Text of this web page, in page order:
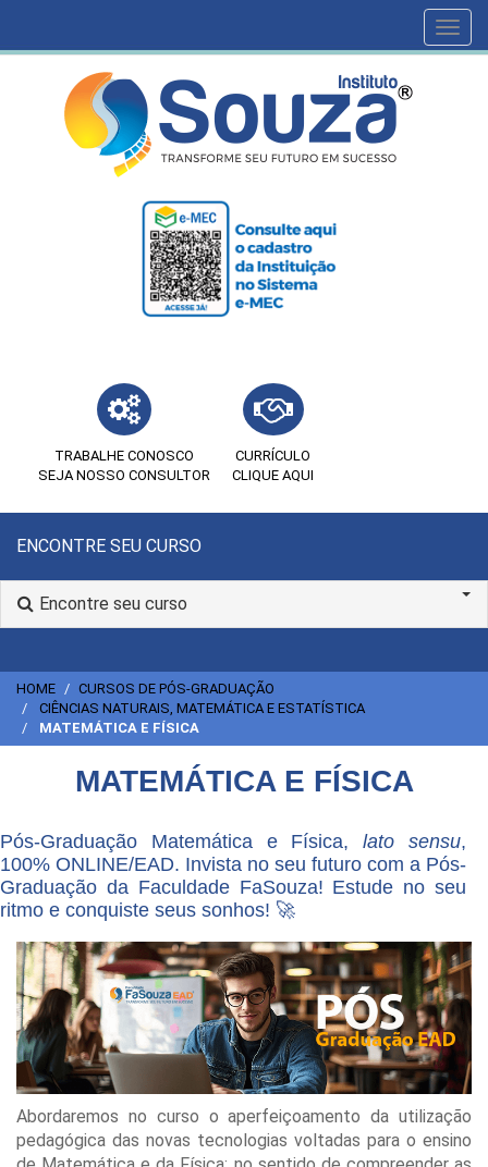
TRABALHE CONOSCO
SEJA NOSSO CONSULTOR
CURRÍCULO
CLIQUE AQUI
ENCONTRE SEU CURSO
Encontre seu curso
HOME
CURSOS DE PÓS-GRADUAÇÃO
CIÊNCIAS NATURAIS, MATEMÁTICA E ESTATÍSTICA
MATEMÁTICA E FÍSICA
MATEMÁTICA E FÍSICA
Pós-Graduação Matemática e Física,lato sensu,
100% ONLINE/EAD. Invista no seu futuro com a Pós-
Graduação da Faculdade FaSouza! Estude no seu
ritmo e conquiste seus sonhos! 🚀
Abordaremos no curso o aperfeiçoamento da utilização
pedagógica das novas tecnologias voltadas para o ensino